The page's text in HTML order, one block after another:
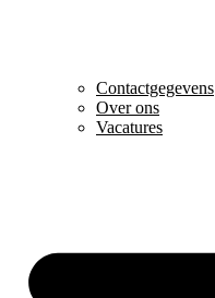
Contactgegevens
Over ons
Vacatures